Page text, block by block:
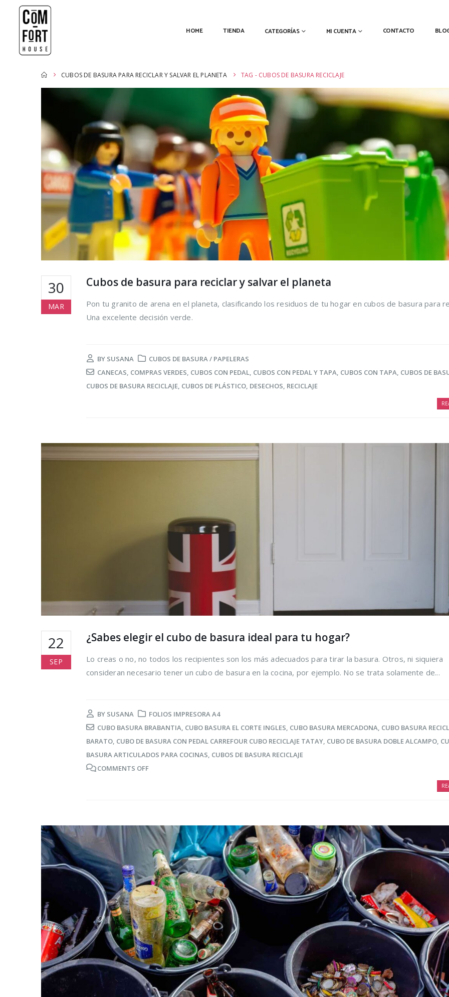
HOME TIENDA CATEGORÍAS MI CUENTA CONTACTO
CUBOS DE BASURA PARA RECICLAR Y SALVAR EL PLANETA TAG - CUBOS DE BASURA RECICLAJE
30
MAR
Cubos de basura para reciclar y salvar el planeta
Pon tu granito de arena en el planeta, clasificando los residuos de tu hogar en cubos de basura para
Una excelente decisión verde.
BY SUSANA
CUBOS DE BASURA / PAPELERAS
CANECAS, COMPRAS VERDES, CUBOS CON PEDAL, CUBOS CON PEDAL Y TAPA, CUBOS CON TAPA, CUBOS DE
CUBOS DE BASURA RECICLAJE, CUBOS DE PLÁSTICO, DESECHOS, RECICLAJE
22
SEP
¿Sabes elegir el cubo de basura ideal para tu hogar?
Lo creas o no, no todos los recipientes son los más adecuados para tirar la basura. Otros, ni siquiera
consideran necesario tener un cubo de basura en la cocina, por ejemplo. No se trata solamente de...
BY SUSANA
FOLIOS IMPRESORA A4
CUBO BASURA BRABANTIA CUBO BASURA EL CORTE INGLES CUBO BASURA MERCADONA CUBO BASURA
BARATO CUBO DE BASURA CON PEDAL CARREFOUR CUBO RECICLAJE TATAY CUBO DE BASURA DOBLE ALCAMPO
BASURA ARTICULADOS PARA COCINAS CUBOS DE BASURA RECICLAJE
COMMENTS OFF
Cómo reducir los
desperdicios
Claves para el
16 agosto, 2021
Ser más ecológica, 7
cosas que puedes
hacer para lograrlo
30 julio, 2021
Cómo
cosas
hacer